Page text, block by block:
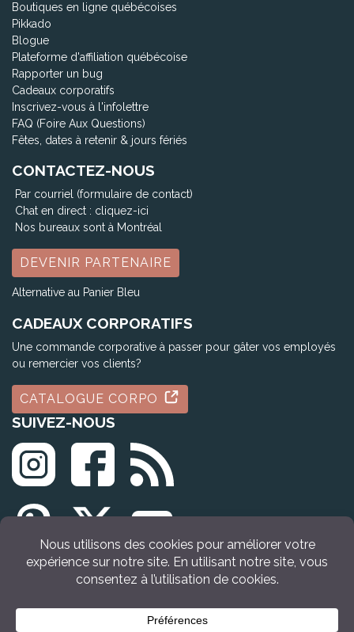
Boutiques en ligne québécoises
Pikkado
Blogue
Plateforme d'affiliation québécoise
Rapporter un bug
Cadeaux corporatifs
Inscrivez-vous à l'infolettre
FAQ (Foire Aux Questions)
Fêtes, dates à retenir & jours fériés
CONTACTEZ-NOUS
Par courriel (formulaire de contact)
Chat en direct : cliquez-ici
Nos bureaux sont à Montréal
DEVENIR PARTENAIRE
Alternative au Panier Bleu
CADEAUX CORPORATIFS
Une commande corporative à passer pour gâter vos employés
ou remercier vos clients?
CATALOGUE CORPO
SUIVEZ-NOUS
© Tous droits réservés Idée Cadeau Québec (2009 - 2026)